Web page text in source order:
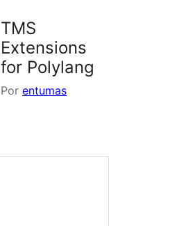
TMS
Extensions
for Polylang
Por entumas